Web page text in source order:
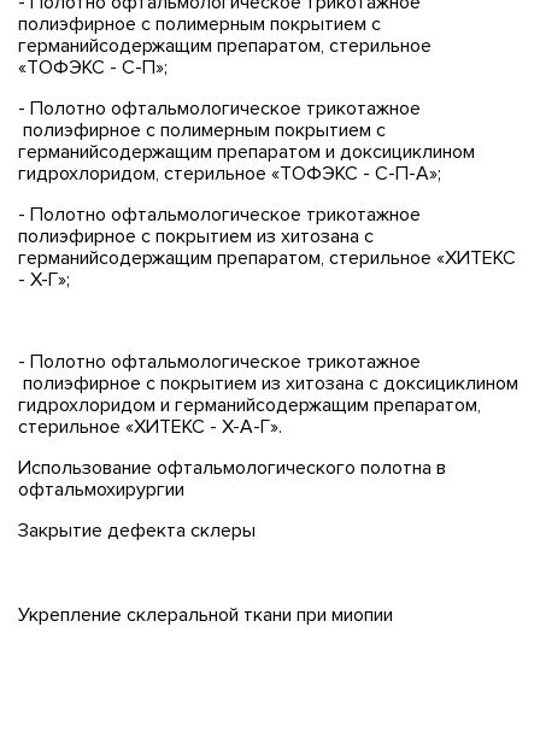
полиэфирное с полимерным покрытием с
германийсодержащим препаратом, стерильное
«ТОФЭКС - С-П»;
- Полотно офтальмологическое трикотажное
полиэфирное с полимерным покрытием с
германийсодержащим препаратом и доксициклином
гидрохлоридом, стерильное «ТОФЭКС - С-П-А»;
- Полотно офтальмологическое трикотажное
полиэфирное с покрытием из хитозана с
германийсодержащим препаратом, стерильное «ХИТЕКС
- Х-Г»;
- Полотно офтальмологическое трикотажное
полиэфирное с покрытием из хитозана с доксициклином
гидрохлоридом и германийсодержащим препаратом,
стерильное «ХИТЕКС - Х-А-Г».
Использование офтальмологического полотна в
офтальмохирургии
Закрытие дефекта склеры
Укрепление склеральной ткани при миопии